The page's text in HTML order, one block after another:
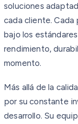
soluciones
cada cliente.
bajo los
rendimiento,
momento.
Más allá de la
por su constante
desarrollo. Su